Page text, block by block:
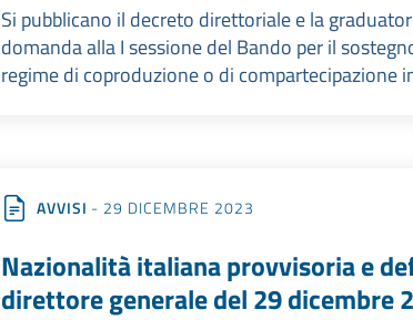
Si pubblicano il decreto direttoriale e la
domanda alla I sessione del Bando per il
regime di coproduzione o di compartecipazione
AVVISI - 29 DICEMBRE 2023
Nazionalità italiana provvisoria e
direttore generale del 29 dicembre